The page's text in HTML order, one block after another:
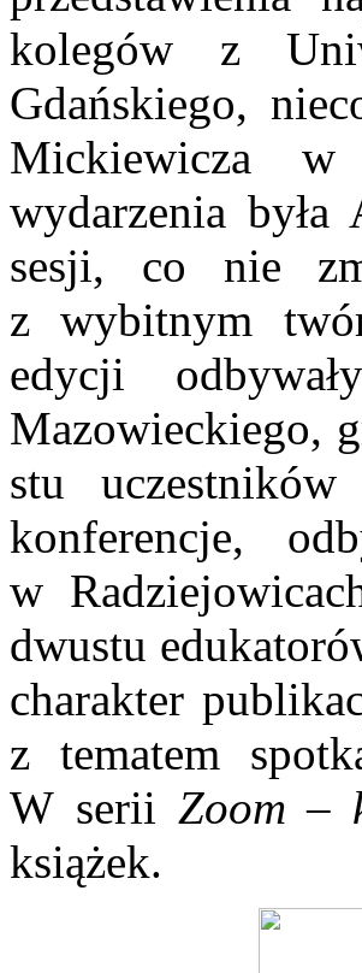
kolegów z
Gdańskiego,
Mickiewicza w
wydarzenia
sesji, co nie
z wybitnym
edycji
Mazowieckiego,
stu
konferencje,
w
dwustu
charakter
z tematem
W serii Zoom –
książek.